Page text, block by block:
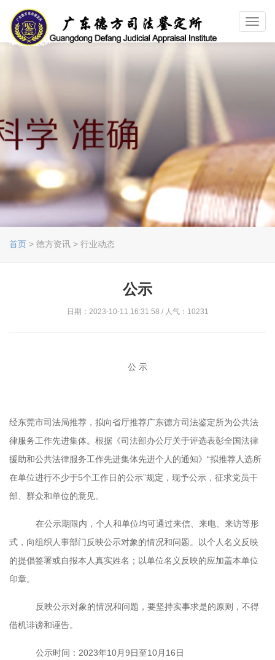
首页 > 德方资讯 > 行业动态
公示
日期：2023-10-11 16:31:58 / 人气：10231
公 示
经东莞市司法局推荐，拟向省厅推荐广东德方司法鉴定所为公共法
律服务工作先进集体。 根据 《司法部办公厅关于评选表彰全国法律
援助和公共法律服务工作先进集体先进个人的通知》 “拟推荐人选所
在单位进行不少于5个工作日的公示”规定， 现予公示，征求党员干
部、群众和单位的意见。
在公示期限内，个人和单位均可通过来信、来电、来访等形
式，向组织人事部门反映公示对象的情况和问题。以个人名义反映
的提倡签署或自报本人真实姓名；以单位名义反映的应加盖本单位
印章。
反映公示对象的情况和问题，要坚持实事求是的原则，不得
借机诽谤和诬告。
公示时间： 2023年10月9日至10月 16日